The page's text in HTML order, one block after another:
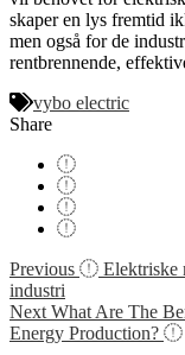
skaper en lys fremtid
men også for de
rentbrennende,
vybo electric
Share
Navigácia
v
článku
Previous
Elektriske
industri
Next What Are The
Energy Production?